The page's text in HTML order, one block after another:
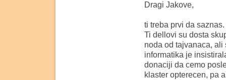
Dragi Jakove,
ti treba prvi da
Ti dellovi su dosta
noda od tajvanaca,
informatika je
donaciji da cemo
klaster opterecen, pa